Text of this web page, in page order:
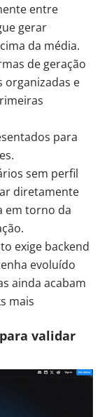
entre
gerar
da média.
de geração
organizadas e
para
sem perfil
diretamente
em torno da
exige backend
evoluído
ainda acabam
mais
validar